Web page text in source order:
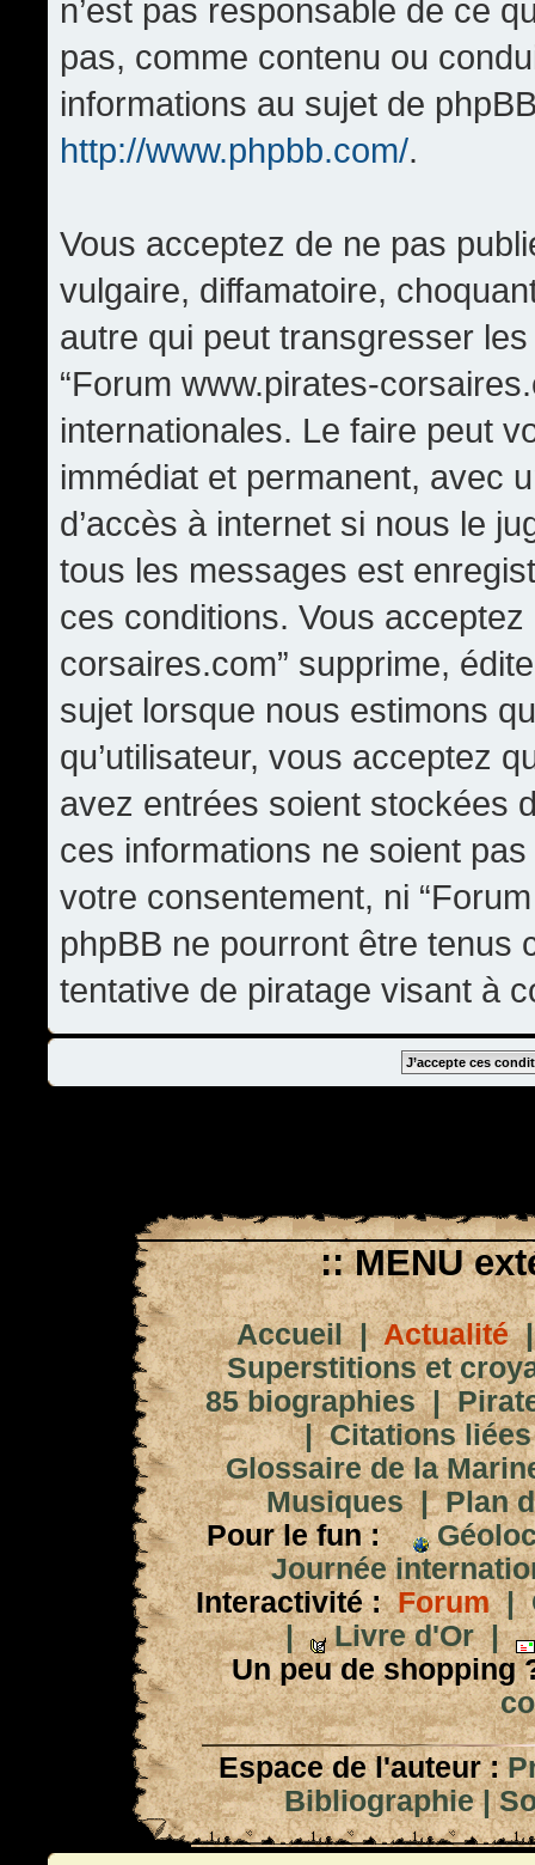
n’est pas responsable de ce
pas, comme contenu ou
informations au sujet de
http://www.phpbb.com/.
Vous acceptez de ne pas
vulgaire, diffamatoire,
autre qui peut transgresser
“Forum www.pirates-
internationales. Le faire peut
immédiat et permanent, avec
d’accès à internet si nous le
tous les messages est
ces conditions. Vous
corsaires.com” supprime,
sujet lorsque nous estimons
qu’utilisateur, vous acceptez
avez entrées soient stockées
ces informations ne soient
votre consentement, ni
phpBB ne pourront être tenus
tentative de piratage visant à
:: MENU
Accueil|Actualité
Superstitions et
85 biographies|
|Citations
Glossaire de la
Musiques|Plan
Pour le fun :
Journée
Interactivité : Forum|
|
Livre d'Or|
Un peu de shopping
Espace de l'auteur :
Bibliographie|